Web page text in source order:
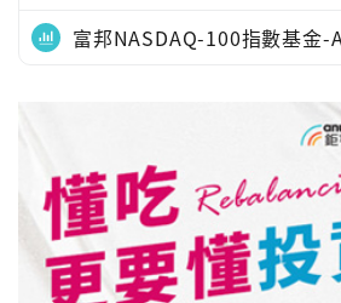
富邦NASDAQ-100指數基金-